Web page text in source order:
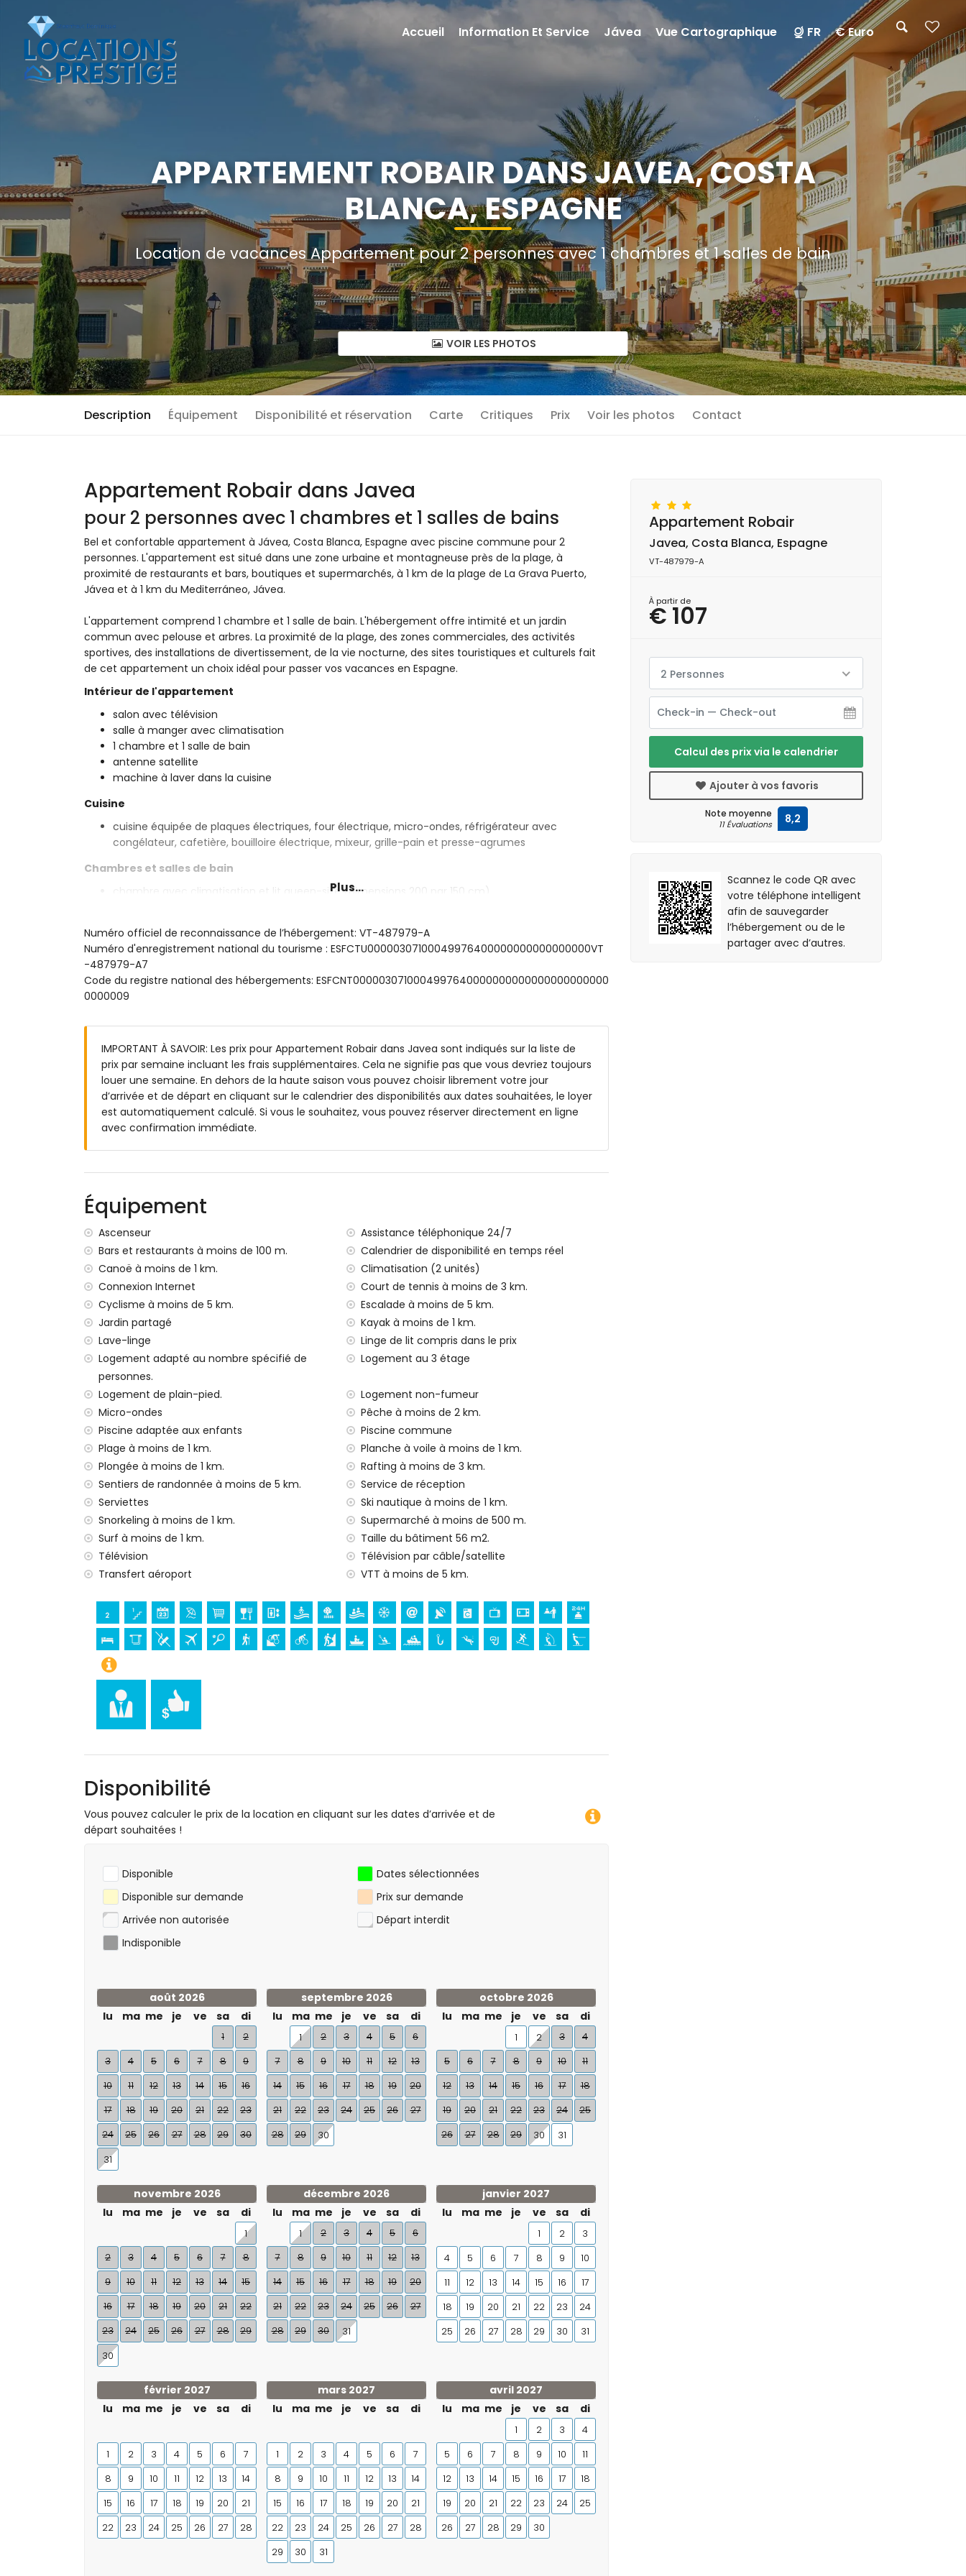
APPARTEMENT ROBAIR DANS JAVEA, COSTA
BLANCA, ESPAGNE
Location de vacances Appartement pour 2 personnes avec 1 chambres et 1 salles de bain
VOIR LES PHOTOS
Description Équipement Disponibilité et réservation Carte Critiques Prix Voir les photos Contact
Appartement Robair dans Javea
pour 2 personnes avec 1 chambres et 1 salles de bains
Bel et confortable appartement à Jávea, Costa Blanca, Espagne avec piscine commune pour 2
personnes. L'appartement est situé dans une zone urbaine et montagneuse près de la plage, à
proximité de restaurants et bars, boutiques et supermarchés, à 1 km de la plage de La Grava Puerto,
Jávea et à 1 km du Mediterráneo, Jávea.
L'appartement comprend 1 chambre et 1 salle de bain. L'hébergement offre intimité et un jardin
commun avec pelouse et arbres. La proximité de la plage, des zones commerciales, des activités
sportives, des installations de divertissement, de la vie nocturne, des sites touristiques et culturels fait
de cet appartement un choix idéal pour passer vos vacances en Espagne.
Intérieur de l'appartement
salon avec télévision
salle à manger avec climatisation
1 chambre et 1 salle de bain
antenne satellite
machine à laver dans la cuisine
Cuisine
cuisine équipée de plaques électriques, four électrique, micro-ondes, réfrigérateur avec
congélateur, cafetière, bouilloire électrique, mixeur, grille-pain et presse-agrumes
Chambres et salles de bain
chambre avec climatisation et lit queen-size (dimensions 200 par 150 cm)
Extérieur de l'appartement
piscine commune
piscine pour enfants
jardin commun avec pelouse et arbres
terrasse couverte
Informations supplémentaires
ville la plus proche: Jávea (à moins de 1000 mètres de l'appartement)
rivière ou rive la plus proche: Mediterráneo, Jávea (à moins de 1000 mètres de l'appartement)
plage la plus proche: La Grava Puerto, Jávea (à moins de 1000 mètres de l'appartement)
port le plus proche: Duanes del Mar, Jávea (à moins de 1000 mètres de l'appartement)
parc le plus proche: Montgó, Jávea (à moins de 4 kilomètres de l'appartement)
aéroport le plus proche: Valence (à moins de 100 kilomètres de l'appartement)
interdiction de fumer
animaux domestiques non autorisés
L'immeuble où se situe l'hébergement est équipé d'un ascenseur.
Installations et services compris dans le prix de location de l'appartement
internet (WiFi)
fer et planche à repasser
linge de lit et serviettes
service de réception et service d'urgence 24 heures
Installations et services avec supplément
service aéroport
climatisation
Divertissements et activités de loisirs pour vos vacances à Jávea, Costa Blanca
cinéma, bar et promenade (Paseo Puerto Jávea) (à moins de 500 mètres de la maison)
discothèque (à moins de 5 kilomètres de la maison)
église (San Bartolomé et Jávea) (à moins de 1000 mètres de l'hébergement)
musée (Histórico de Jávea), ruine (Molinos de Viento, Jávea), monument (Pueblo Histórico,
Jávea), bâtiment architectural (Histórico de Jávea), lieu historique (Pueblo Histórico et Jávea) (à
moins de 5 kilomètres de l'hébergement)
canoë, kayak, plongée, snorkeling, surf, planche à voile et ski nautique (à moins de 1000 mètres de
l'appartement)
tennis, randonnée, VTT, cyclisme, escalade, rafting et pêche (à moins de 5 kilomètres de
l'appartement)
golf (Club de Golf de Jávea, Jávea) et équitation (à moins de 10 kilomètres de l'appartement)
Plus...
Numéro officiel de reconnaissance de l’hébergement: VT-487979-A
Numéro d'enregistrement national du tourisme : ESFCTU00000307100049976400000000000000000VT
-487979-A7
Code du registre national des hébergements: ESFCNT0000030710004997640000000000000000000000
0000009
IMPORTANT À SAVOIR: Les prix pour Appartement Robair dans Javea sont indiqués sur la liste de
prix par semaine incluant les frais supplémentaires. Cela ne signifie pas que vous devriez toujours
louer une semaine. En dehors de la haute saison vous pouvez choisir librement votre jour
d’arrivée et de départ en cliquant sur le calendrier des disponibilités aux dates souhaitées, le loyer
est automatiquement calculé. Si vous le souhaitez, vous pouvez réserver directement en ligne
avec confirmation immédiate.
Équipement
Ascenseur
Assistance téléphonique 24/7
Bars et restaurants à moins de 100 m.
Calendrier de disponibilité en temps réel
Canoë à moins de 1 km.
Climatisation (2 unités)
Connexion Internet
Court de tennis à moins de 3 km.
Cyclisme à moins de 5 km.
Escalade à moins de 5 km.
Jardin partagé
Kayak à moins de 1 km.
Lave-linge
Linge de lit compris dans le prix
Logement adapté au nombre spécifié de
personnes.
Logement au 3 étage
Logement de plain-pied.
Logement non-fumeur
Micro-ondes
Pêche à moins de 2 km.
Piscine adaptée aux enfants
Piscine commune
Plage à moins de 1 km.
Planche à voile à moins de 1 km.
Plongée à moins de 1 km.
Rafting à moins de 3 km.
Sentiers de randonnée à moins de 5 km.
Service de réception
Serviettes
Ski nautique à moins de 1 km.
Snorkeling à moins de 1 km.
Supermarché à moins de 500 m.
Surf à moins de 1 km.
Taille du bâtiment 56 m2.
Télévision
Télévision par câble/satellite
Transfert aéroport
VTT à moins de 5 km.
Disponibilité
Vous pouvez calculer le prix de la location en cliquant sur les dates d’arrivée et de
départ souhaitées !
Disponible
Dates sélectionnées
Disponible sur demande
Prix sur demande
Arrivée non autorisée
Départ interdit
Indisponible
août 2026
lu
ma me je ve sa di
1
2
3
4 5 6 7 8
9
10
11 12 13 14 15
16
17
18 19 20 21 22
23
24
25 26 27 28 29 30
31
septembre 2026
lu
ma me je ve sa di
1 2 3 4 5
6
7
8 9 10 11 12
13
14
15 16 17 18 19
20
21
22 23 24 25 26
27
28
29 30
octobre 2026
lu
ma me je ve sa di
1 2 3
4
5
6 7 8 9 10
11
12
13 14 15 16 17
18
19
20 21 22 23 24
25
26
27 28 29 30 31
novembre 2026
lu
ma me je ve sa di
1
2
3 4 5 6 7
8
9
10 11 12 13 14
15
16
17 18 19 20 21
22
23
24 25 26 27 28 29
30
décembre 2026
lu
ma me je ve sa di
1 2 3 4 5
6
7
8 9 10 11 12
13
14
15 16 17 18 19
20
21
22 23 24 25 26
27
28
29 30 31
janvier 2027
lu
ma me je ve sa di
1 2
3
4
5 6 7 8 9
10
11
12 13 14 15 16
17
18
19 20 21 22 23
24
25
26 27 28 29 30 31
février 2027
lu
ma me je ve sa di
1 2 3 4 5 6
7
8
9 10 11 12 13
14
15
16 17 18 19 20
21
22
23 24 25 26 27 28
mars 2027
lu
ma me je ve sa di
1 2 3 4 5 6
7
8
9 10 11 12 13
14
15
16 17 18 19 20
21
22
23 24 25 26 27
28
29
30 31
avril 2027
lu
ma me je ve sa di
1 2 3
4
5
6 7 8 9 10
11
12
13 14 15 16 17
18
19
20 21 22 23 24
25
26
27 28 29 30
Appartement Robair
Javea, Costa Blanca, Espagne
VT-487979-A
À partir de
€ 107
2 Personnes
Calcul des prix via le calendrier
Ajouter à vos favoris
Note moyenne
11 Évaluations 8,2
Scannez le code QR avec
votre téléphone intelligent
afin de sauvegarder
l’hébergement ou de le
partager avec d’autres.
Accueil Information Et Service Jávea Vue Cartographique FR € Euro